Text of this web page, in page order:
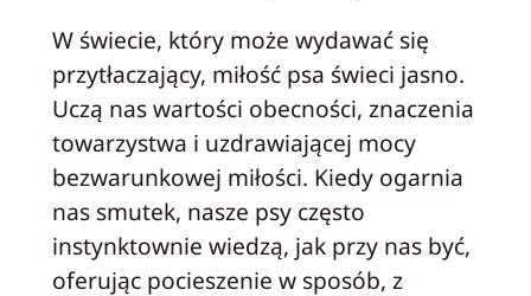
W świecie, który może wydawać się
przytłaczający, miłość psa świeci jasno.
Uczą nas wartości obecności, znaczenia
towarzystwa i uzdrawiającej mocy
bezwarunkowej miłości. Kiedy ogarnia
nas smutek, nasze psy często
instynktownie wiedzą, jak przy nas być,
oferując pocieszenie w sposób, z